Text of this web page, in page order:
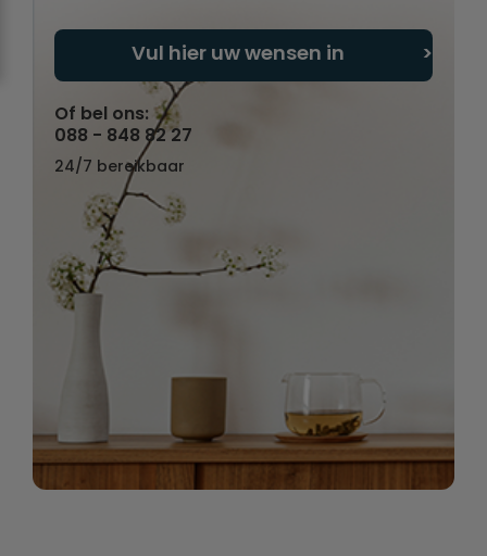
Vul hier uw wensen in
Of bel ons:
088 - 848 82 27
24/7 bereikbaar